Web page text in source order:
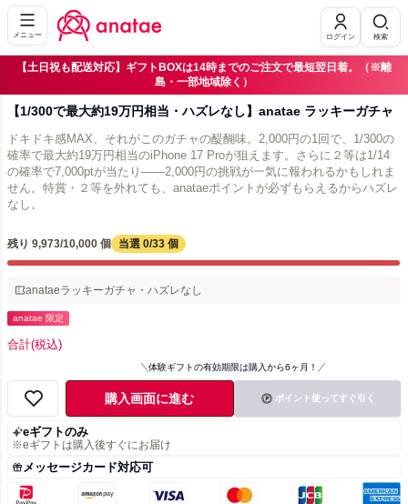
メニュー ログイン 検索
【土日祝も配送対応】ギフトBOXは14時までのご注文で最短翌日着。（※離
島・一部地域除く）
【1/300で最大約19万円相当・ハズレなし】anatae ラッキーガチャ
ドキドキ感MAX、それがこのガチャの醍醐味。2,000円の1回で、1/300の
確率で最大約19万円相当のiPhone 17 Proが狙えます。さらに２等は1/14
の確率で7,000ptが当たり——2,000円の挑戦が一気に報われるかもしれま
せん。特賞・２等を外れても、anataeポイントが必ずもらえるからハズレ
なし。
残り 9,973/10,000 個 当選 0/33 個
anataeラッキーガチャ・ハズレなし
anatae 限定
合計(税込)
体験ギフトの有効期限は購入から6ヶ月！
購入画面に進む ポイント使ってすぐ引く
eギフトのみ
※eギフトは購入後すぐにお届け
メッセージカード対応可